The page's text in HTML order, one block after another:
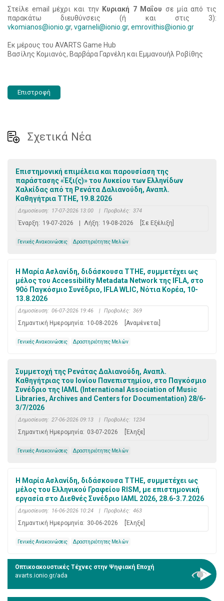
Στείλε email μέχρι και τηνΚυριακή 7 Μαΐου σε μία από τις
παρακάτω διευθύνσεις (ή και στις 3):
vkomianos@ionio.gr, vgarneli@ionio.gr, emrovithis@ionio.gr
Εκ μέρους του AVARTS Game Hub
Βασίλης Κομιανός, Βαρβάρα Γαρνέλη και Εμμανουήλ Ροβίθης
Επιστροφή
Σχετικά Νέα
Επιστημονική επιμέλεια και παρουσίαση της
παράστασης «Έξι(ς)» του Λυκείου των Ελληνίδων
Χαλκίδας από τη Ρενάτα Δαλιανούδη, Αναπλ.
Καθηγήτρια ΤΤΗΕ, 19.8.2026
Δημοσίευση: 17-07-2026 13:00 | Προβολές: 374
Έναρξη: 19-07-2026 Λήξη: 19-08-2026 [Σε Εξέλιξη]
Γενικές Ανακοινώσεις Δραστηριότητες Μελών
Η Μαρία Ασλανίδη, διδάσκουσα ΤΤΗΕ, συμμετέχει ως
μέλος του Accessibility Metadata Network της IFLA, στο
90ό Παγκόσμιο Συνέδριο, IFLA WLIC, Νότια Κορέα, 10-
13.8.2026
Δημοσίευση: 06-07-2026 19:46 | Προβολές: 369
Σημαντική Ημερομηνία: 10-08-2026 [Αναμένεται]
Γενικές Ανακοινώσεις Δραστηριότητες Μελών
Συμμετοχή της Ρενάτας Δαλιανούδη, Αναπλ.
Καθηγήτριας του Ιονίου Πανεπιστημίου, στο Παγκόσμιο
Συνέδριο της IAML (International Association of Music
Libraries, Archives and Centers for Documentation) 28/6-
3/7/2026
Δημοσίευση: 27-06-2026 09:13 | Προβολές: 1234
Σημαντική Ημερομηνία: 03-07-2026 [Έληξε]
Γενικές Ανακοινώσεις Δραστηριότητες Μελών
Η Μαρία Ασλανίδη, διδάσκουσα ΤΤΗΕ, συμμετέχει ως
μέλος του Ελληνικού Γραφείου RISM, με επιστημονική
εργασία στο Διεθνές Συνέδριο IAML 2026, 28.6-3.7.2026
Δημοσίευση: 16-06-2026 10:24 | Προβολές: 463
Σημαντική Ημερομηνία: 30-06-2026 [Έληξε]
Γενικές Ανακοινώσεις Δραστηριότητες Μελών
Οπτικοακουστικές Τέχνες στην Ψηφιακή Εποχή
avarts.ionio.gr/ada